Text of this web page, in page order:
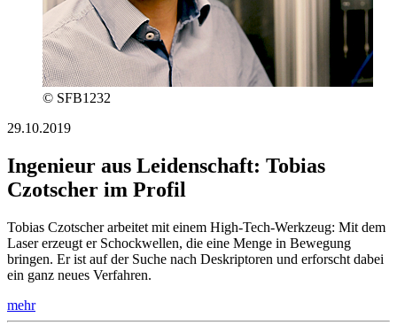
© SFB1232
29.10.2019
Ingenieur aus Leidenschaft: Tobias
Czotscher im Profil
Tobias Czotscher arbeitet mit einem High-Tech-Werkzeug: Mit dem
Laser erzeugt er Schockwellen, die eine Menge in Bewegung
bringen. Er ist auf der Suche nach Deskriptoren und erforscht dabei
ein ganz neues Verfahren.
mehr